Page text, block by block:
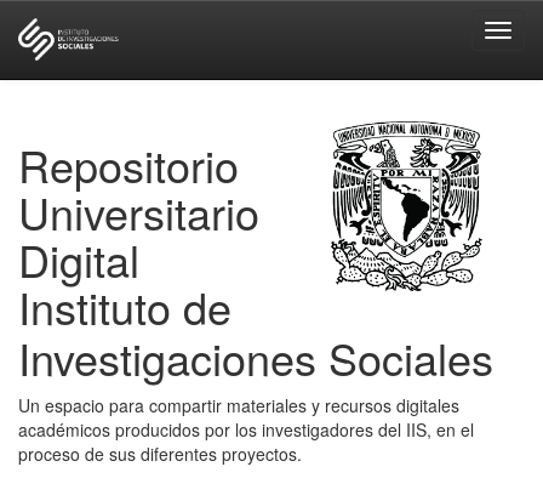
Repositorio
Universitario
Digital
Instituto de
Investigaciones Sociales
Un espacio para compartir materiales y recursos digitales
académicos producidos por los investigadores del IIS, en el
proceso de sus diferentes proyectos.